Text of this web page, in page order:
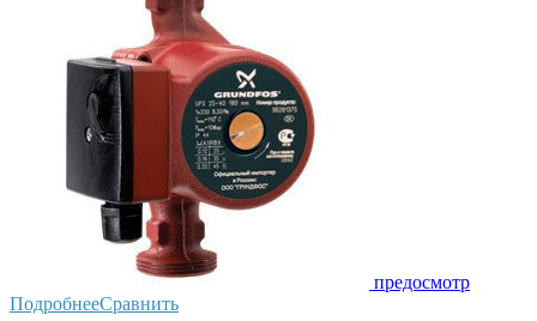
предосмотр
ПодробнееСравнить